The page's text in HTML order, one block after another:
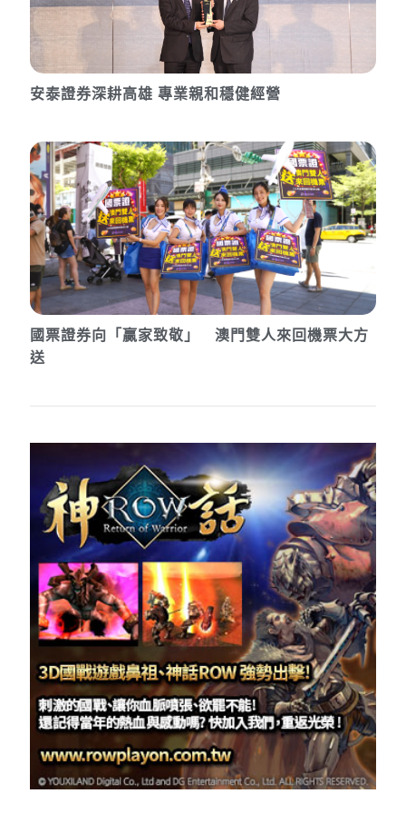
安泰證券深耕高雄 專業親和穩健經營
國票證券向「贏家致敬」 澳門雙人來回機票大方
送